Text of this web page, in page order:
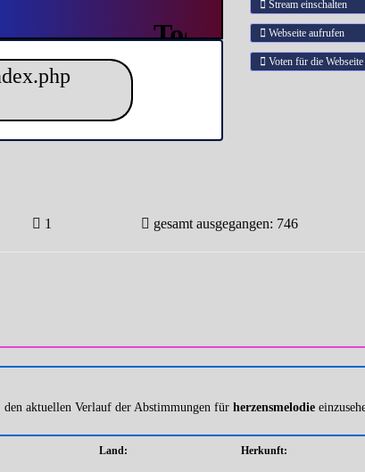
Stream einschalten
Webseite aufrufen
Voten für die Webseite
1 gesamt ausgegangen: 746
aktuellen Verlauf der Abstimmungen für herzensmelodie
Land: Herkunft: